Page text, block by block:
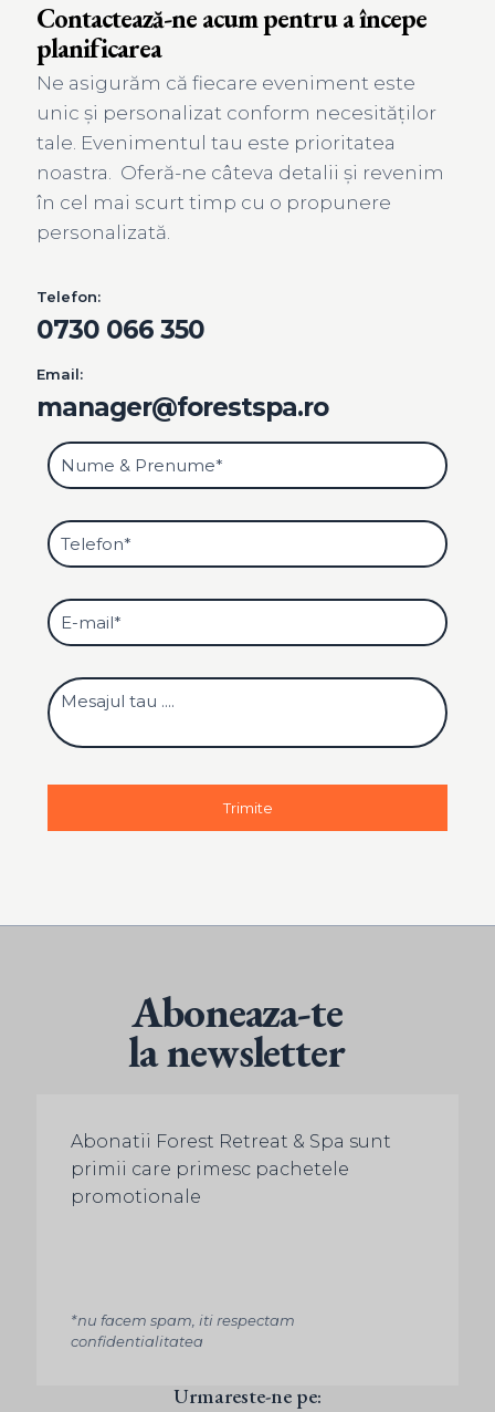
Contactează-ne acum pentru a începe
planificarea
Ne asigurăm că fiecare eveniment este
unic și personalizat conform necesităților
tale. Evenimentul tau este prioritatea
noastra. Oferă-ne câteva detalii și revenim
în cel mai scurt timp cu o propunere
personalizată.
Telefon:
0730 066 350
Email:
manager@forestspa.ro
Aboneaza-te
la newsletter
Abonatii Forest Retreat & Spa sunt
primii care primesc pachetele
promotionale
*nu facem spam, iti respectam
confidentialitatea
Urmareste-ne pe: